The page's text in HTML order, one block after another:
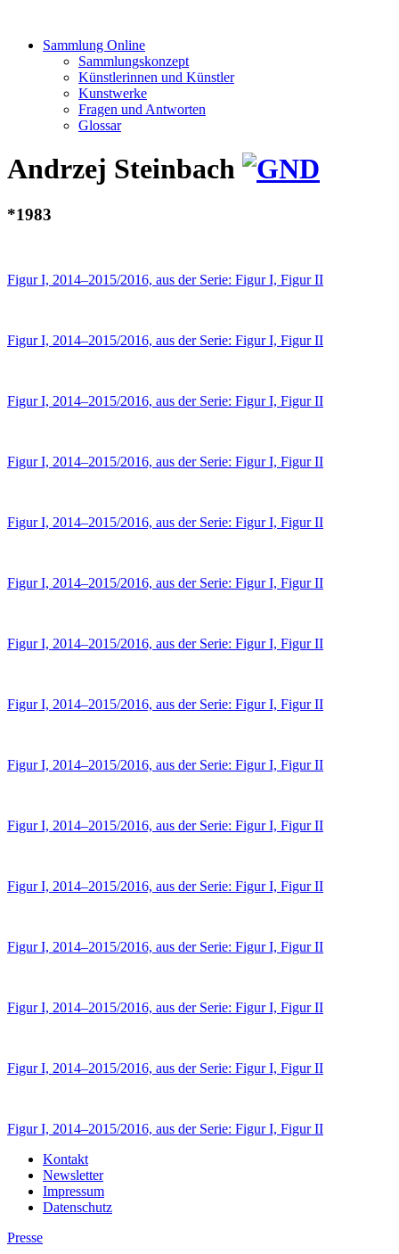
Sammlung Online
Sammlungskonzept
Künstlerinnen und Künstler
Kunstwerke
Fragen und Antworten
Glossar
Andrzej Steinbach
*1983
Figur I, 2014–2015/2016, aus der Serie: Figur I, Figur II
Figur I, 2014–2015/2016, aus der Serie: Figur I, Figur II
Figur I, 2014–2015/2016, aus der Serie: Figur I, Figur II
Figur I, 2014–2015/2016, aus der Serie: Figur I, Figur II
Figur I, 2014–2015/2016, aus der Serie: Figur I, Figur II
Figur I, 2014–2015/2016, aus der Serie: Figur I, Figur II
Figur I, 2014–2015/2016, aus der Serie: Figur I, Figur II
Figur I, 2014–2015/2016, aus der Serie: Figur I, Figur II
Figur I, 2014–2015/2016, aus der Serie: Figur I, Figur II
Figur I, 2014–2015/2016, aus der Serie: Figur I, Figur II
Figur I, 2014–2015/2016, aus der Serie: Figur I, Figur II
Figur I, 2014–2015/2016, aus der Serie: Figur I, Figur II
Figur I, 2014–2015/2016, aus der Serie: Figur I, Figur II
Figur I, 2014–2015/2016, aus der Serie: Figur I, Figur II
Figur I, 2014–2015/2016, aus der Serie: Figur I, Figur II
Kontakt
Newsletter
Impressum
Datenschutz
Presse